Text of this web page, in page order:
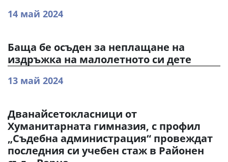
14 май 2024
Баща бе осъден за неплащане на
издръжка на малолетното си дете
13 май 2024
Дванайсетокласници от
Хуманитарната гимназия, с профил
„Съдебна администрация“ провеждат
последния си учебен стаж в Районен